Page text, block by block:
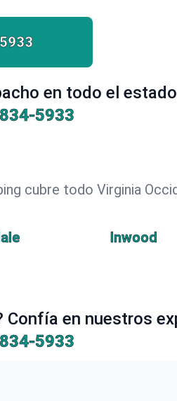
en todo el
5933
cubre todo Virginia
Inwood
en nuestros
5933